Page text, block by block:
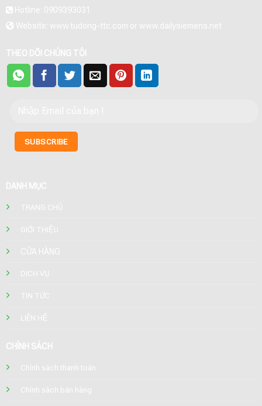
Hotline: 0909393031
Website: www.tudong-ttc.com or www.dailysiemens.net
THEO DÕI CHÚNG TÔI
DANH MỤC
TRANG CHỦ
GIỚI THIỆU
CỬA HÀNG
DỊCH VỤ
TIN TỨC
LIÊN HỆ
CHÍNH SÁCH
Chính sách thanh toán
Chính sách bán hàng